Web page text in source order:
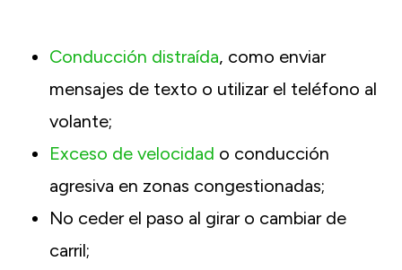
Conducción distraída, como enviar
mensajes de texto o utilizar el teléfono al
volante;
Exceso de velocidad o conducción
agresiva en zonas congestionadas;
No ceder el paso al girar o cambiar de
carril;